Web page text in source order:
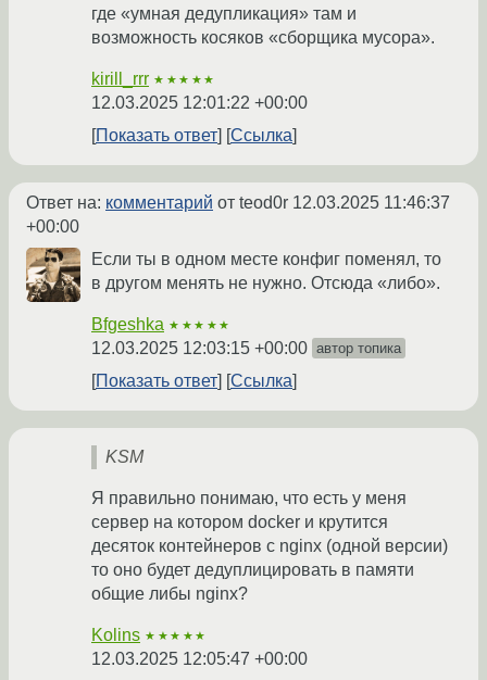
где «умная дедупликация» там и
возможность косяков «сборщика мусора».
kirill_rrr ★★★★★
12.03.2025 12:01:22 +00:00
Показать ответ
Ссылка
Ответ на: комментарий от teod0r 12.03.2025 11:46:37
+00:00
Если ты в одном месте конфиг поменял, то
в другом менять не нужно. Отсюда «либо».
Bfgeshka ★★★★★
12.03.2025 12:03:15 +00:00 автор топика
Показать ответ Ссылка
KSM
Я правильно понимаю, что есть у меня
сервер на котором docker и крутится
десяток контейнеров с nginx (одной версии)
то оно будет дедуплицировать в памяти
общие либы nginx?
Kolins ★★★★★
12.03.2025 12:05:47 +00:00